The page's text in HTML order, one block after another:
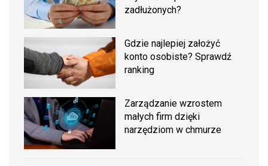
zadłużonych?
Gdzie najlepiej założyć
konto osobiste? Sprawdź
ranking
Zarządzanie wzrostem
małych firm dzięki
narzędziom w chmurze